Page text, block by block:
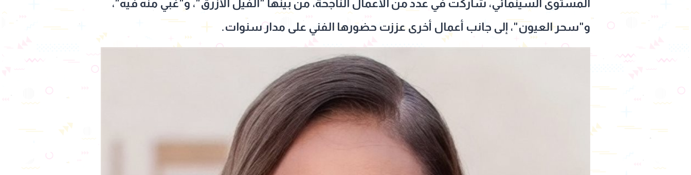
المستوى السينمائي، شاركت في عدد من الأعمال الناجحة، من بينها "الفيل الأزرق"، و"غبي منه فيه"،
و"سحر العيون"، إلى جانب أعمال أخرى عززت حضورها الفني على مدار سنوات.